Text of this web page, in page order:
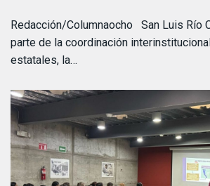
Redacción/Columnaocho San Luis Río
parte de la coordinación
estatales, la…